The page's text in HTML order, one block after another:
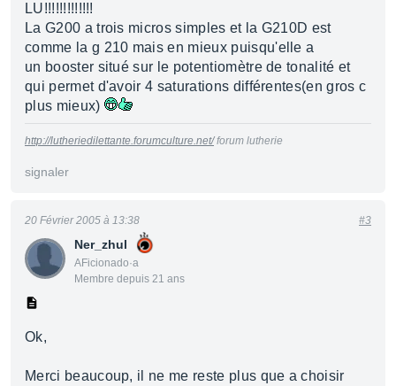
LU!!!!!!!!!!!!!
La G200 a trois micros simples et la G210D est
comme la g 210 mais en mieux puisqu'elle a
un booster situé sur le potentiomètre de tonalité et
qui permet d'avoir 4 saturations différentes(en gros c
plus mieux)
http://lutheriedilettante.forumculture.net/forum lutherie
signaler
Ner_zhul
AFicionado·a
Membre depuis 21 ans
20 Février 2005 à 13:38 #3
Ok,
Merci beaucoup, il ne me reste plus que a choisir